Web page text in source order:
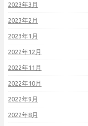
2023年3月
2023年2月
2023年1月
2022年12月
2022年11月
2022年10月
2022年9月
2022年8月